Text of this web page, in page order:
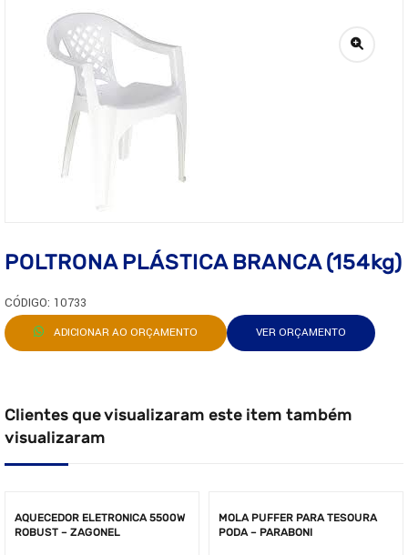
POLTRONA PLÁSTICA BRANCA (154kg)
CÓDIGO: 10733
ADICIONAR AO ORÇAMENTO VER ORÇAMENTO
Clientes que visualizaram este item também
visualizaram
AQUECEDOR ELETRONICA 5500W
ROBUST – ZAGONEL
MOLA PUFFER PARA TESOURA
PODA – PARABONI